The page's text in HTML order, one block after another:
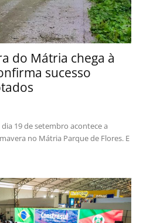
do Mátria chega à
sucesso
dia 19 de setembro acontece a
no Mátria Parque de Flores. E